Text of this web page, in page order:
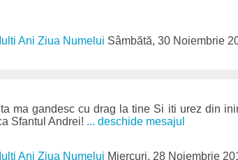
Ani Ziua Numelui Sâmbătă, 30 Noiembrie
ma gandesc cu drag la tine Si iti urez din
Sfantul Andrei! ... deschide mesajul
Ani Ziua Numelui Miercuri, 28 Noiembrie